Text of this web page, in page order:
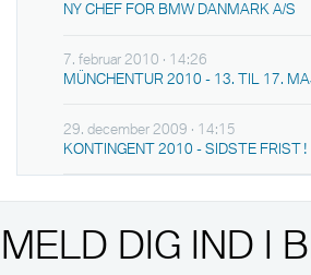
NY CHEF FOR BMW DANMARK A/S
7. februar 2010 · 14:26
MÜNCHENTUR 2010 - 13. TIL 17.
29. december 2009 · 14:15
KONTINGENT 2010 - SIDSTE FRIST !
MELD DIG IND I